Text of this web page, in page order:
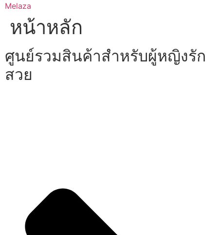
Skip
content
Melaza
หน้าหลัก
ศูนย์รวมสินค้าสำหรับผู้หญิงรัก
สวย